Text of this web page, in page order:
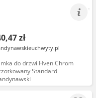
zł
do drzwi Hven Chrom
Standard